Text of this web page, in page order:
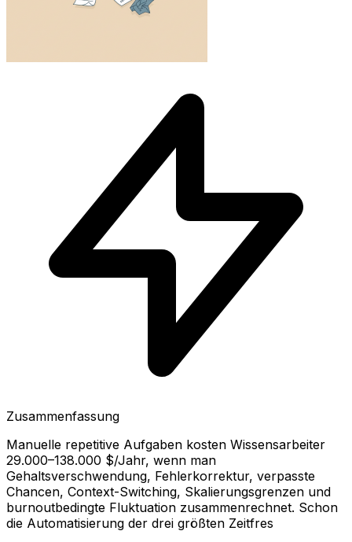
Zusammenfassung
Manuelle repetitive Aufgaben kosten Wissensarbeiter
29.000–138.000 $/Jahr, wenn man
Gehaltsverschwendung, Fehlerkorrektur, verpasste
Chancen, Context-Switching, Skalierungsgrenzen und
burnoutbedingte Fluktuation zusammenrechnet. Schon
die Automatisierung der drei größten Zeitfres